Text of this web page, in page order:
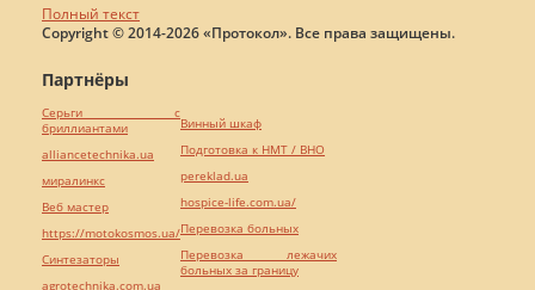
Полный текст
Copyright © 2014-2026 «Протокол». Все права защищены.
Партнёры
Серьги с
бриллиантами
alliancetechnika.ua
миралинкс
Веб мастер
https://motokosmos.ua/
Синтезаторы
agrotechnika.com.ua
Винный шкаф
Подготовка к НМТ / ВНО
pereklad.ua
hospice-life.com.ua/
Перевозка больных
Перевозка лежачих
больных за границу